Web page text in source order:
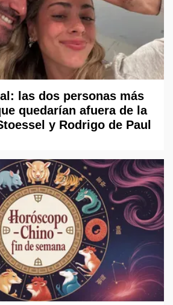
las dos personas más
quedarían afuera de la
y Rodrigo de Paul